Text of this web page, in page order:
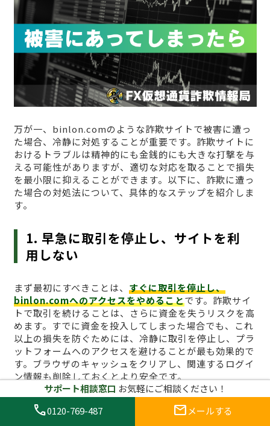
万が一、binlon.comのような詐欺サイトで被害に遭っ
た場合、冷静に対処することが重要です。詐欺サイトに
おけるトラブルは精神的にも金銭的にも大きな打撃を与
える可能性がありますが、適切な対応を取ることで損失
を最小限に抑えることができます。以下に、詐欺に遭っ
た場合の対処法について、具体的なステップを紹介しま
す。
1. 早急に取引を停止し、サイトを利
用しない
まず最初にすべきことは、 すぐに取引を停止し、
binlon.comへのアクセスをやめることです。詐欺サイ
トで取引を続けることは、さらに資金を失うリスクを高
めます。すでに資金を投入してしまった場合でも、これ
以上の損失を防ぐためには、冷静に取引を停止し、プラ
ットフォームへのアクセスを避けることが最も効果的で
す。ブラウザのキャッシュをクリアし、関連するログイ
ン情報も削除しておくとより安全です。
2. 証拠を集める
サポート相談窓口 お気軽にご相談ください！
call0120-769-487 mail メールする